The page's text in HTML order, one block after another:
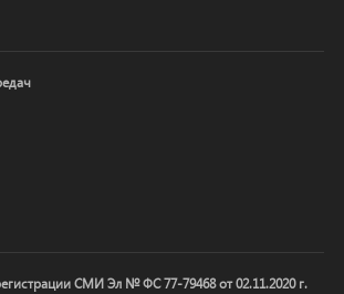
СМИ Эл № ФС 77-79468 от 02.11.2020 г.